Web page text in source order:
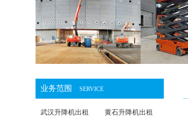
业务范围 SERVICE
武汉升降机出租 黄石升降机出租